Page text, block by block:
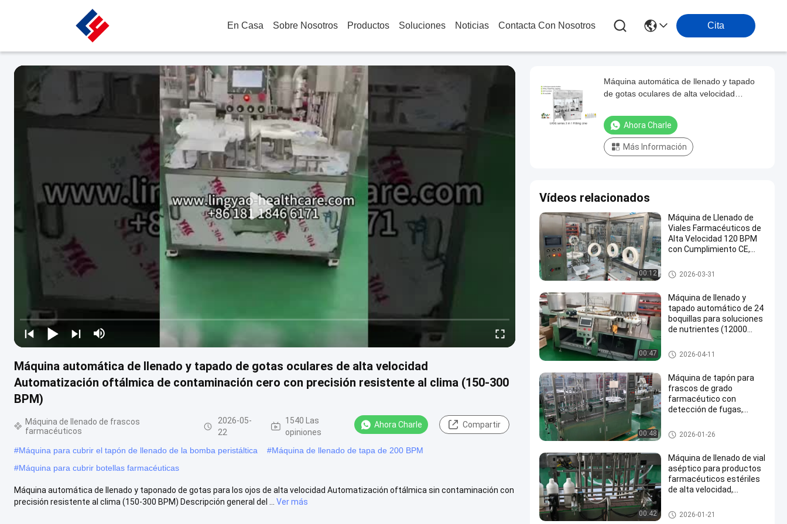
En Casa Sobre Nosotros Productos Soluciones Noticias Contacta Con Nosotros Cita
Máquina automática de llenado y tapado de gotas oculares de alta velocidad
Automatización oftálmica de contaminación cero con precisión resistente al clima (150-300
BPM)
Máquina de llenado de frascos
farmacéuticos
2026-05-
22
1540 Las
opiniones
Ahora Charle Compartir
#Máquina para cubrir el tapón de llenado de la bomba peristáltica #Máquina de llenado de tapa de 200 BPM
#Máquina para cubrir botellas farmacéuticas
Máquina automática de llenado y taponado de gotas para los ojos de alta velocidad Automatización oftálmica sin contaminación con
precisión resistente al clima (150-300 BPM) Descripción general del ...
Ver más
Máquina automática de llenado y tapado
de gotas oculares de alta velocidad
cero con precisión resistente al clima (150-
300 BPM)
Ahora Charle
Más Información
Vídeos relacionados
00:12
Máquina de Llenado de
Viales Farmacéuticos de
Alta Velocidad 120 BPM
con Cumplimiento CE,
Clase A 100 para Llenado
y Sellado Estéril de Tubos
Máquina de llenado de frasco
s farmacéuticos
2026-03-31
00:47
Máquina de llenado y
tapado automático de 24
boquillas para soluciones
de nutrientes (12000
Máquina de llenado de frasco
s farmacéuticos
2026-04-11
00:48
Máquina de tapón para
frascos de grado
farmacéutico con
detección de fugas,
de 6000BPH para
medicamentos
Máquina de llenado de frasco
s farmacéuticos
2026-01-26
00:42
Máquina de llenado de vial
aséptico para productos
farmacéuticos estériles
de alta velocidad,
buenas prácticas.
Máquina de llenado de frasco
s farmacéuticos
2026-01-21